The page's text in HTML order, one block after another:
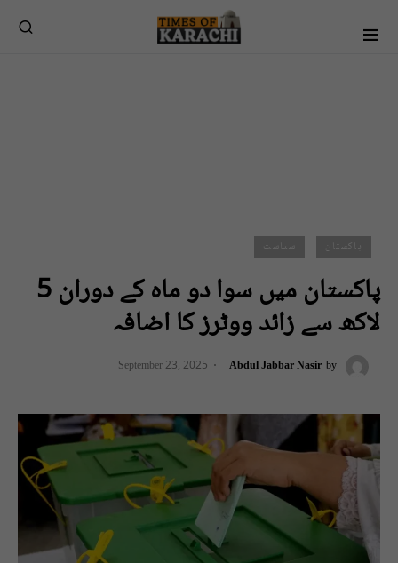
پاکستان سیاست
پاکستان میں سوا دو ماہ کے دوران 5
لاکھ سے زائد ووٹرز کا اضافہ
by
Abdul Jabbar Nasir
September 23, 2025